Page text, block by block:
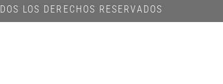
LOS DERECHOS RESERVADOS